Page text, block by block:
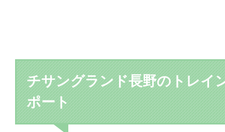
チサングランド長野のトレイ
ポート